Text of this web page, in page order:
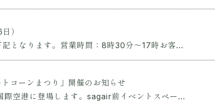
）
となります。営業時間：8時30分～17時お客...
コーンまつり」開催のお知らせ
空港に登場します。sagair前イベントスペー...